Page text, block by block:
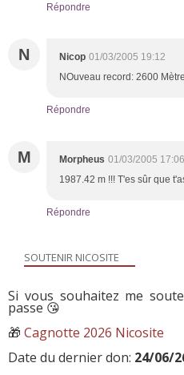
Répondre
N Nicop 01/03/2005 19:12
NOuveau record: 2600
Répondre
M Morpheus 01/03/2005 17:06
1987.42 m !!! T'es sûr que
Répondre
SOUTENIR NICOSITE
Si vous souhaitez me
passe 😘
🎁 Cagnotte 2026 Nicosite
Date du dernier don: 24/06/